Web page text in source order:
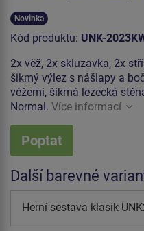
Novinka
Kód produktu: UNK-
2x věž, 2x skluzavka, 2x
šikmý výlez s nášlapy a
věžemi, šikmá lezecká
Normal. Více informací
Poptat
Další barevné
Herní sestava klasik